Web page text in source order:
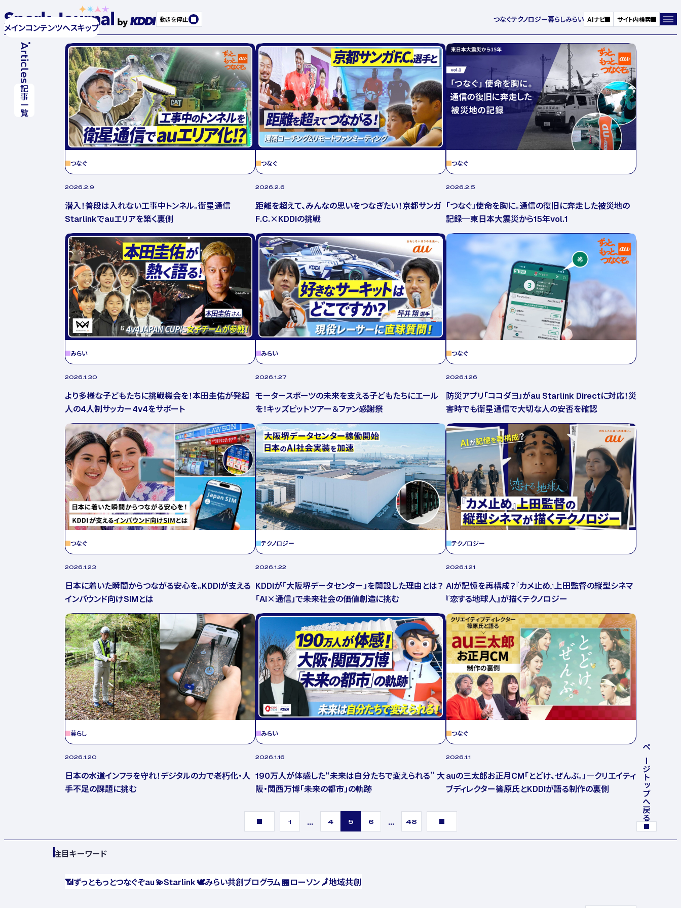
メインコンテンツへスキップ
動きを停止 つなぐテクノロジー暮らしみらい AIナビ サイト内検索
Articles
記事一覧
つなぐ
2026.2.9
潜入！普段は入れない工事中トンネル。衛星通信
Starlinkでauエリアを築く裏側
つなぐ
2026.2.6
距離を超えて、みんなの思いをつなぎたい！京都サンガ
F.C.×KDDIの挑戦
つなぐ
2026.2.5
「つなぐ」使命を胸に。通信の復旧に奔走した被災地の
記録─東日本大震災から15年vol.1
みらい
2026.1.30
より多様な子どもたちに挑戦機会を！本田圭佑が発起
人の4人制サッカー4v4をサポート
みらい
2026.1.27
モータースポーツの未来を支える子どもたちにエール
を！キッズピットツアー＆ファン感謝祭
つなぐ
2026.1.26
防災アプリ「ココダヨ」がau Starlink Directに対応！災
害時でも衛星通信で大切な人の安否を確認
つなぐ
2026.1.23
日本に着いた瞬間からつながる安心を。KDDIが支える
インバウンド向けSIMとは
テクノロジー
2026.1.22
KDDIが「大阪堺データセンター」を開設した理由とは？
「AI×通信」で未来社会の価値創造に挑む
テクノロジー
2026.1.21
AIが記憶を再構成？『カメ止め』上田監督の縦型シネマ
『恋する地球人』が描くテクノロジー
暮らし
2026.1.20
日本の水道インフラを守れ！デジタルの力で老朽化・人
手不足の課題に挑む
みらい
2026.1.16
190万人が体感した“未来は自分たちで変えられる” 大
阪・関西万博「未来の都市」の軌跡
つなぐ
2026.1.1
auの三太郎お正月CM「とどけ、ぜんぶ。」―クリエイティ
ブディレクター篠原氏とKDDIが語る制作の裏側
1 ... 4 5 6 ... 48 ページトップへ戻る
注目キーワード
📶ずっともっとつなぐぞau💫Starlink🕊️みらい共創プログラム🏪ローソン🗾地域共創